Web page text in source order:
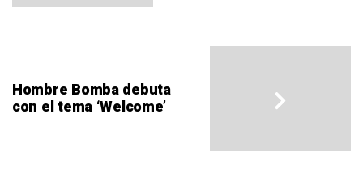
Hombre Bomba debuta
con el tema ‘Welcome’